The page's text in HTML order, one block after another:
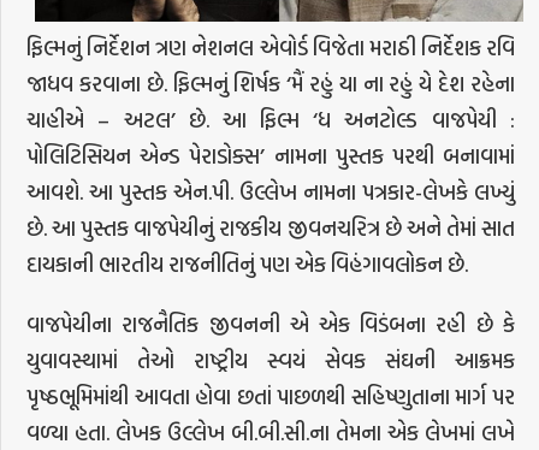
ફિલ્મનું નિર્દેશન ત્રણ નેશનલ એવોર્ડ વિજેતા મરાઠી નિર્દેશક રવિ
જાધવ કરવાના છે. ફિલ્મનું શિર્ષક ‘મૈં રહું યા ના રહું યે દેશ રહેના
ચાહીએ – અટલ’ છે. આ ફિલ્મ ‘ધ અનટોલ્ડ વાજપેયી :
પોલિટિસિયન એન્ડ પેરાડોક્સ’ નામના પુસ્તક પરથી બનાવામાં
આવશે. આ પુસ્તક એન.પી. ઉલ્લેખ નામના પત્રકાર-લેખકે લખ્યું
છે. આ પુસ્તક વાજપેયીનું રાજકીય જીવનચરિત્ર છે અને તેમાં સાત
દાયકાની ભારતીય રાજનીતિનું પણ એક વિહંગાવલોકન છે.
વાજપેયીના રાજનૈતિક જીવનની એ એક વિડંબના રહી છે કે
યુવાવસ્થામાં તેઓ રાષ્ટ્રીય સ્વયં સેવક સંઘની આક્રમક
પૃષ્ઠભૂમિમાંથી આવતા હોવા છતાં પાછળથી સહિષ્ણુતાના માર્ગ પર
વળ્યા હતા. લેખક ઉલ્લેખ બી.બી.સી.ના તેમના એક લેખમાં લખે